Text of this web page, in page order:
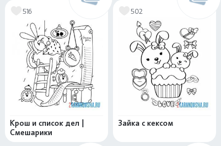
516
Крош и список дел |
Смешарики
502
Зайка с кексом